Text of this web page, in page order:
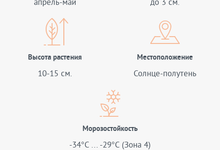
Высота растения
10-15 см.
Местоположение
Солнце-полутень
Морозостойкость
-34°C ... -29°C (Зона 4)